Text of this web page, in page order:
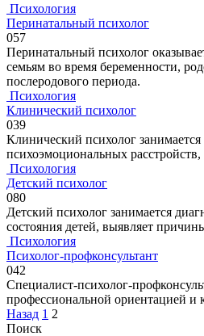
Психология
Перинатальный психолог
057
Перинатальный психолог
семьям во время беременности,
послеродового периода.
Психология
Клинический психолог
039
Клинический психолог занимается
психоэмоциональных
Психология
Детский психолог
080
Детский психолог занимается
состояния детей, выявляет
Психология
Психолог-профконсультант
042
Специалист-психолог-
профессиональной ориентацией и
Пагинация
записей
Назад 1 2
Поиск